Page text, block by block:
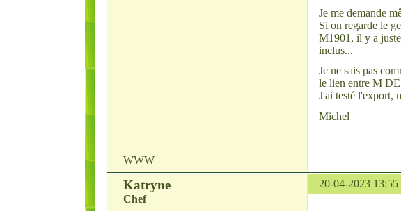
Je me demande
Si on regarde le
M1901, il y a
inclus...
Je ne sais pas
le lien entre M
J'ai testé l'export,
Michel
WWW
Katryne 20-04-2023 13:55
Chef